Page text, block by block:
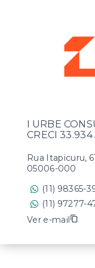
I URBE
CRECI 33.934
Rua Itapicuru,
05006-000
(11) 98365-
(11) 97277-
Ver e-mail